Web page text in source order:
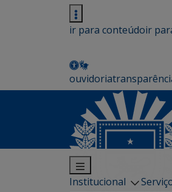
ir para conteúdoir
ouvidoria
Institucional